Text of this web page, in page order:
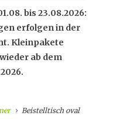
bis 23.08.2026:
erfolgen in der
Kleinpakete
ab dem
Beistelltisch oval